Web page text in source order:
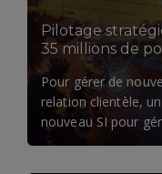
Pilotage
35 millions de
Pour gérer de
relation clientèle,
nouveau SI pour